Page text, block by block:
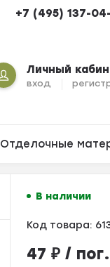
+7 (495) 137-
Личный
вход
Отделочные
В наличии
Код товара:
47 ₽/